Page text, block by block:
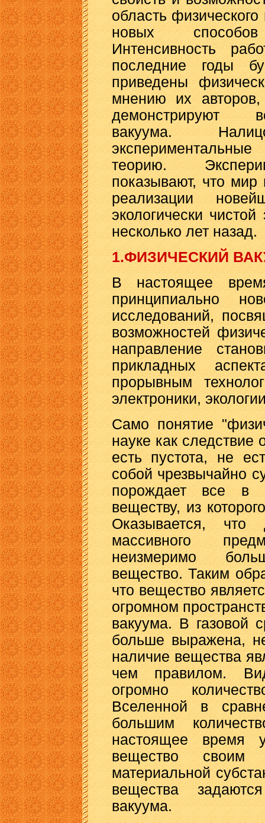
область
новых
Интенсивность
последние годы
приведены
мнению их
демонстрируют
вакуума.
теорию.
показывают, что мир
реализации
экологически
несколько лет назад.
1.ФИЗИЧЕСКИЙ
В настоящее
принципиально
исследований,
возможностей
направление
прикладных
прорывным
электроники,
Само понятие
науке как следствие
есть пустота, не
собой чрезвычайно
порождает все в
веществу, из
Оказывается,
массивного
неизмеримо
вещество. Таким
что вещество
огромном
вакуума. В газовой
больше выражена,
наличие вещества
чем правилом.
огромно
Вселенной в
большим
настоящее время
вещество своим
материальной
вещества
вакуума.